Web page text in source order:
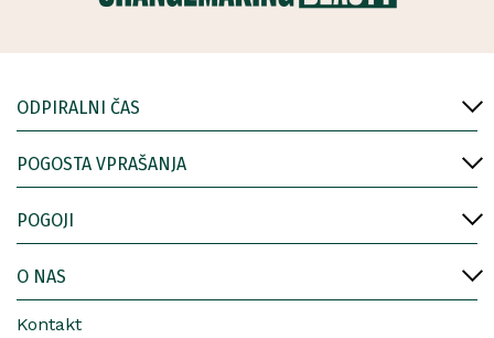
ODPIRALNI ČAS
POGOSTA VPRAŠANJA
POGOJI
O NAS
Kontakt